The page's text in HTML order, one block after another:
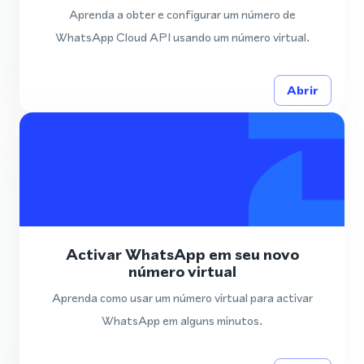
Aprenda a obter e configurar um número de
WhatsApp Cloud API usando um número virtual.
Abrir
Activar WhatsApp em seu novo
número virtual
Aprenda como usar um número virtual para activar
WhatsApp em alguns minutos.